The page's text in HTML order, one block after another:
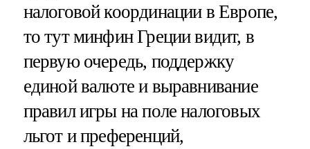
налоговой координации в Европе,
то тут минфин Греции видит, в
первую очередь, поддержку
единой валюте и выравнивание
правил игры на поле налоговых
льгот и преференций,